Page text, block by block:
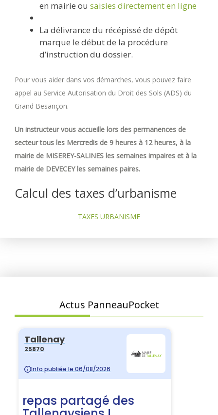
en mairie ou saisies directement en ligne
La délivrance du récépissé de dépôt
marque le début de la procédure
d’instruction du dossier.
Pour vous aider dans vos démarches, vous pouvez faire
appel au Service Autorisation du Droit des Sols (ADS) du
Grand Besançon.
Un instructeur vous accueille lors des permanences de
secteur tous les Mercredis de 9 heures à 12 heures, à la
mairie de MISEREY-SALINES les semaines impaires et à la
mairie de DEVECEY les semaines paires.
Calcul des taxes d’urbanisme
TAXES URBANISME
Actus PanneauPocket